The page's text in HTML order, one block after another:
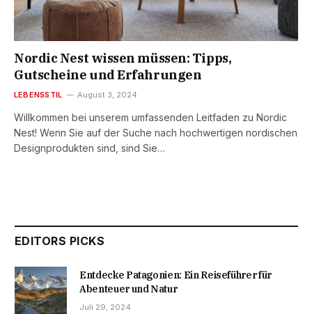
Nordic Nest wissen müssen: Tipps,
Gutscheine und Erfahrungen
LEBENSSTIL August 3, 2024
Willkommen bei unserem umfassenden Leitfaden zu Nordic
Nest! Wenn Sie auf der Suche nach hochwertigen nordischen
Designprodukten sind, sind Sie…
EDITORS PICKS
Entdecke Patagonien: Ein Reiseführer für
Abenteuer und Natur
Juli 29, 2024